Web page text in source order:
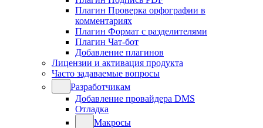
Плагин Проверка орфографии в
комментариях
Плагин Формат с разделителями
Плагин Чат-бот
Добавление плагинов
Лицензии и активация продукта
Часто задаваемые вопросы
Разработчикам
Добавление провайдера DMS
Отладка
Макросы